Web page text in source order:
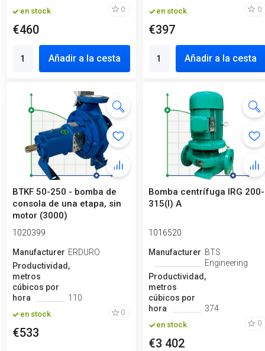
en stock 0
€460
Añadir a la cesta
en stock 0
€397
Añadir a la cesta
BTKF 50-250 - bomba de
consola de una etapa, sin
motor (3000)
1020399
ManufactureroERDURO
Productividad,
metros
cúbicos por
hora
110
en stock 0
€533
Bomba centrífuga IRG 200-
315(I) A
1016520
ManufactureroBTS
Engineering
Productividad,
metros
cúbicos por
hora
374
en stock 0
€3 402